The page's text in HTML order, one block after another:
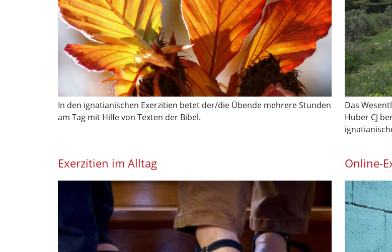
In den ignatianischen Exerzitien betet der/die Übende mehrere Stunden
am Tag mit Hilfe von Texten der Bibel.
Das
Huber CJ
Exerzitien im Alltag Online-